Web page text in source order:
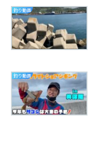
釣り動画
釣り動画